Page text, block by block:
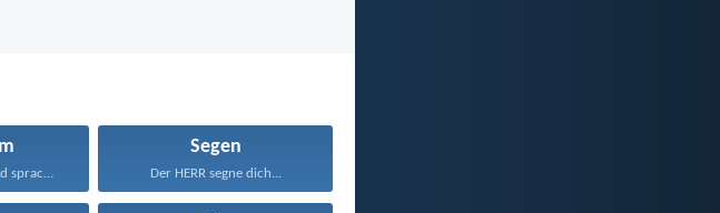
Jesus antwortete und sprach...
Segen
Der HERR segne dich...